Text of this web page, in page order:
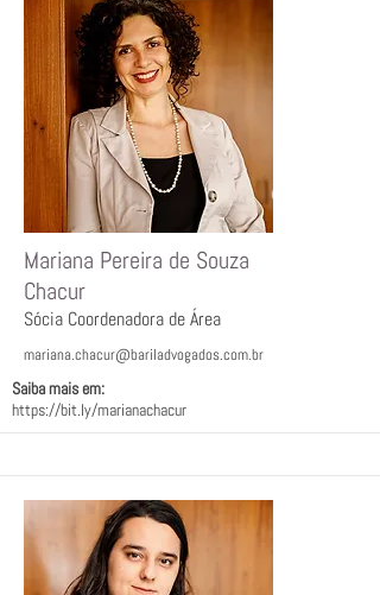
Mariana Pereira de Souza
Chacur
Sócia Coordenadora de Área
mariana.chacur@bariladvogados.com.br
Saiba mais em: ﾠ
https://bit.ly/marianachacur